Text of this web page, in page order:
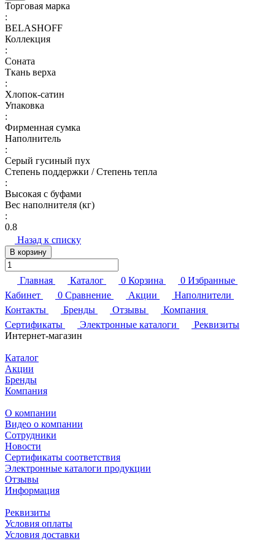
Торговая марка
:
BELASHOFF
Коллекция
:
Соната
Ткань верха
:
Хлопок-сатин
Упаковка
:
Фирменная сумка
Наполнитель
:
Серый гусиный пух
Степень поддержки / Степень тепла
:
Высокая с буфами
Вес наполнителя (кг)
:
0.8
Назад к списку
В корзину
Главная Каталог 0 Корзина 0 Избранные
Кабинет
0 Сравнение Акции
Наполнители
Контакты
Бренды Отзывы
Компания
Сертификаты
Электронные каталоги
Реквизиты
Интернет-магазин
Каталог
Акции
Бренды
Компания
О компании
Видео о компании
Сотрудники
Новости
Сертификаты соответствия
Электронные каталоги продукции
Отзывы
Информация
Реквизиты
Условия оплаты
Условия доставки